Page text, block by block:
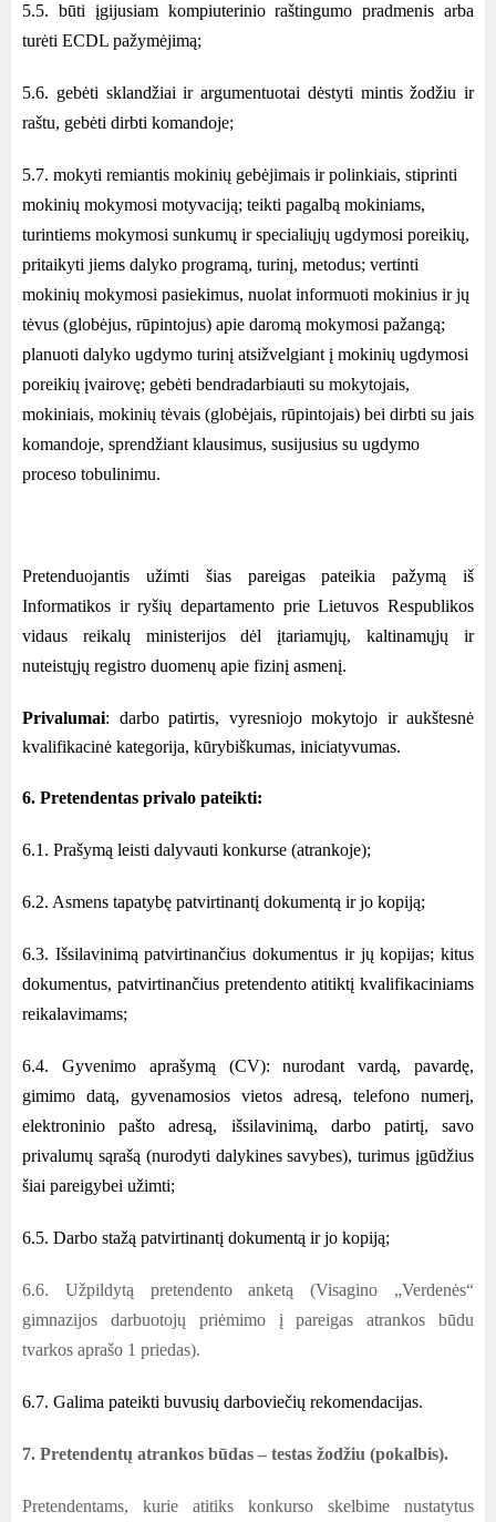
5.5. būti įgijusiam kompiuterinio raštingumo pradmenis arba
turėti ECDL pažymėjimą;
5.6. gebėti sklandžiai ir argumentuotai dėstyti mintis žodžiu ir
raštu, gebėti dirbti komandoje;
5.7. mokyti remiantis mokinių gebėjimais ir polinkiais, stiprinti
mokinių mokymosi motyvaciją; teikti pagalbą mokiniams,
turintiems mokymosi sunkumų ir specialiųjų ugdymosi poreikių,
pritaikyti jiems dalyko programą, turinį, metodus; vertinti
mokinių mokymosi pasiekimus, nuolat informuoti mokinius ir jų
tėvus (globėjus, rūpintojus) apie daromą mokymosi pažangą;
planuoti dalyko ugdymo turinį atsižvelgiant į mokinių ugdymosi
poreikių įvairovę; gebėti bendradarbiauti su mokytojais,
mokiniais, mokinių tėvais (globėjais, rūpintojais) bei dirbti su jais
komandoje, sprendžiant klausimus, susijusius su ugdymo
proceso tobulinimu.
Pretenduojantis užimti šias pareigas pateikia pažymą iš
Informatikos ir ryšių departamento prie Lietuvos Respublikos
vidaus reikalų ministerijos dėl įtariamųjų, kaltinamųjų ir
nuteistųjų registro duomenų apie fizinį asmenį.
Privalumai: darbo patirtis, vyresniojo mokytojo ir aukštesnė
kvalifikacinė kategorija, kūrybiškumas, iniciatyvumas.
6. Pretendentas privalo pateikti:
6.1. Prašymą leisti dalyvauti konkurse (atrankoje);
6.2. Asmens tapatybę patvirtinantį dokumentą ir jo kopiją;
6.3. Išsilavinimą patvirtinančius dokumentus ir jų kopijas; kitus
dokumentus, patvirtinančius pretendento atitiktį kvalifikaciniams
reikalavimams;
6.4. Gyvenimo aprašymą (CV): nurodant vardą, pavardę,
gimimo datą, gyvenamosios vietos adresą, telefono numerį,
elektroninio pašto adresą, išsilavinimą, darbo patirtį, savo
privalumų sąrašą (nurodyti dalykines savybes), turimus įgūdžius
šiai pareigybei užimti;
6.5. Darbo stažą patvirtinantį dokumentą ir jo kopiją;
6.6. Užpildytą pretendento anketą (Visagino „Verdenės“
gimnazijos darbuotojų priėmimo į pareigas atrankos būdu
tvarkos aprašo 1 priedas).
6.7. Galima pateikti buvusių darboviečių rekomendacijas.
7. Pretendentų atrankos būdas – testas žodžiu (pokalbis).
Pretendentams, kurie atitiks konkurso skelbime nustatytus